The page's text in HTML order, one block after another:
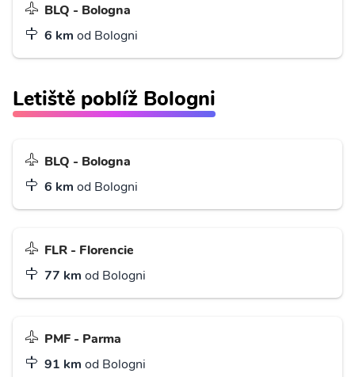
BLQ - Bologna
6 km od Bologni
Letiště poblíž Bologni
BLQ - Bologna
6 km od Bologni
FLR - Florencie
77 km od Bologni
PMF - Parma
91 km od Bologni